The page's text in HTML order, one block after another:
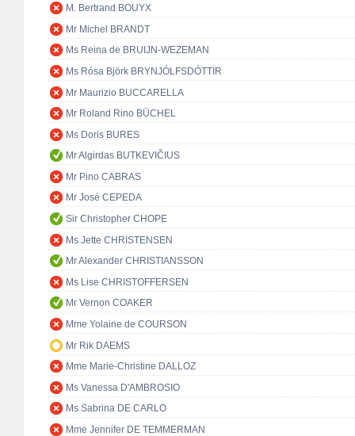
M. Bertrand BOUYX
Mr Michel BRANDT
Ms Reina de BRUIJN-WEZEMAN
Ms Rósa Björk BRYNJÓLFSDÓTTIR
Mr Maurizio BUCCARELLA
Mr Roland Rino BÜCHEL
Ms Doris BURES
Mr Algirdas BUTKEVIČIUS
Mr Pino CABRAS
Mr José CEPEDA
Sir Christopher CHOPE
Ms Jette CHRISTENSEN
Mr Alexander CHRISTIANSSON
Ms Lise CHRISTOFFERSEN
Mr Vernon COAKER
Mme Yolaine de COURSON
Mr Rik DAEMS
Mme Marie-Christine DALLOZ
Ms Vanessa D'AMBROSIO
Ms Sabrina DE CARLO
Mme Jennifer DE TEMMERMAN